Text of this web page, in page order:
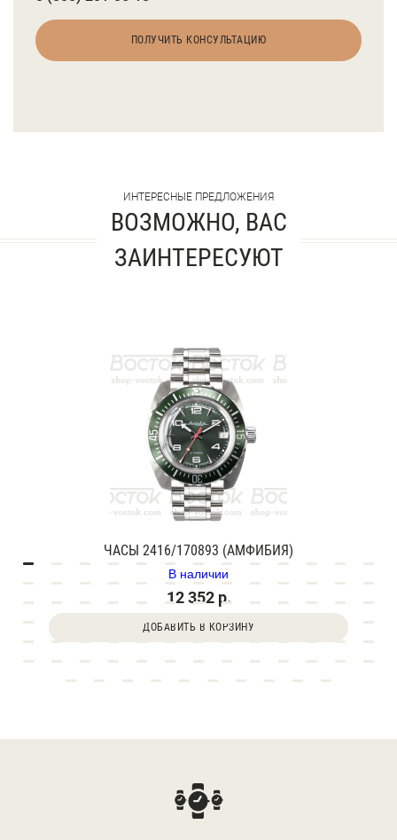
ПОЛУЧИТЬ КОНСУЛЬТАЦИЮ
ИНТЕРЕСНЫЕ ПРЕДЛОЖЕНИЯ
ВОЗМОЖНО, ВАС
ЗАИНТЕРЕСУЮТ
ЧАСЫ 2416/170893 (АМФИБИЯ)
В наличии
12 352 р.
ДОБАВИТЬ В КОРЗИНУ